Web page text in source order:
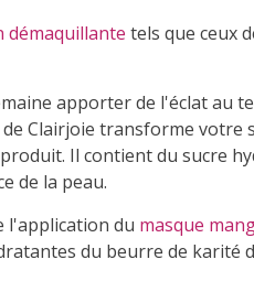
démaquillante tels que ceux
apporter de l'éclat au
Clairjoie transforme votre
Il contient du sucre
de la peau.
l'application du masque
du beurre de karité